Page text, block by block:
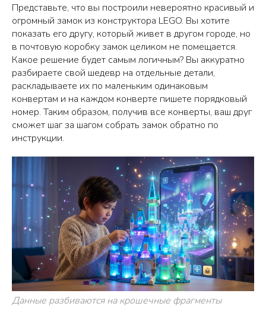
Представьте, что вы построили невероятно красивый и
огромный замок из конструктора LEGO. Вы хотите
показать его другу, который живет в другом городе, но
в почтовую коробку замок целиком не помещается.
Какое решение будет самым логичным? Вы аккуратно
разбираете свой шедевр на отдельные детали,
раскладываете их по маленьким одинаковым
конвертам и на каждом конверте пишете порядковый
номер. Таким образом, получив все конверты, ваш друг
сможет шаг за шагом собрать замок обратно по
инструкции.
Данные разбиваются на крошечные фрагменты